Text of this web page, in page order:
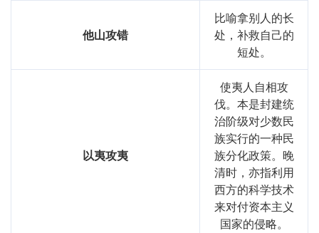
他山攻错
比喻拿别人的长
处，补救自己的
短处。
以夷攻夷
使夷人自相攻
伐。本是封建统
治阶级对少数民
族实行的一种民
族分化政策。晚
清时，亦指利用
西方的科学技术
来对付资本主义
国家的侵略。